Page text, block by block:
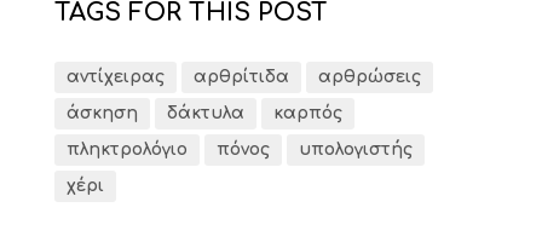
TAGS FOR THIS POST
αντίχειρας αρθρίτιδα
αρθρώσεις
άσκηση
δάκτυλα
καρπός
πληκτρολόγιο
πόνος
υπολογιστής
χέρι